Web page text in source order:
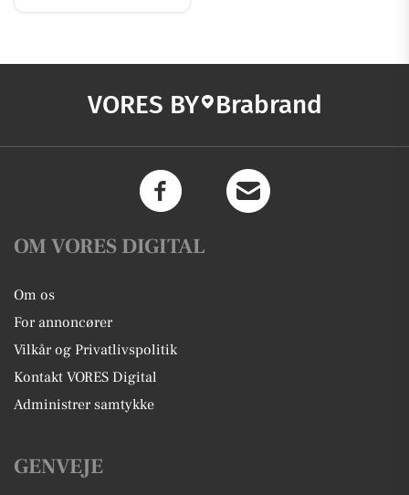
VORES BY Brabrand
OM VORES DIGITAL
Om os
For annoncører
Vilkår og Privatlivspolitik
Kontakt VORES Digital
Administrer samtykke
GENVEJE